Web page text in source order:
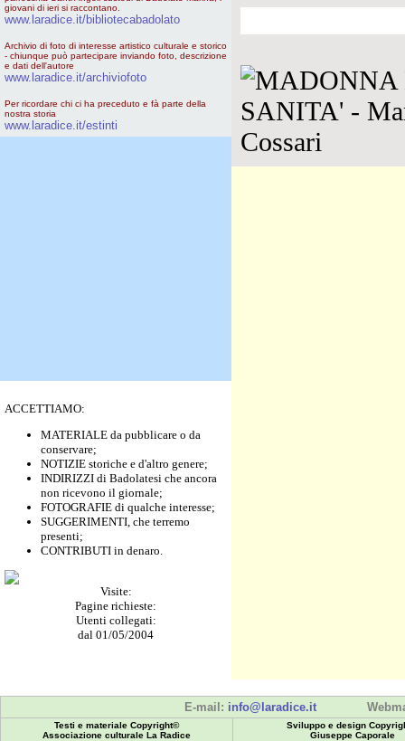
giovani di ieri si raccontano.
www.laradice.it/bibliotecabadolato
Archivio di foto di interesse artistico culturale e storico
- chiunque può partecipare inviando foto, descrizione
e dati dell'autore
www.laradice.it/archiviofoto
Per ricordare chi ci ha preceduto e fà parte della
nostra storia
www.laradice.it/estinti
ACCETTIAMO:
MATERIALE da pubblicare o da
conservare;
NOTIZIE storiche e d'altro genere;
INDIRIZZI di Badolatesi che ancora
non ricevono il giornale;
FOTOGRAFIE di qualche interesse;
SUGGERIMENTI, che terremo
presenti;
CONTRIBUTI in denaro.
Visite:
Pagine richieste:
Utenti collegati:
dal 01/05/2004
E-mail: info@laradice.it
Testi e materiale Copyright©
Associazione culturale La Radice
Sviluppo e design
Giuseppe Caporale